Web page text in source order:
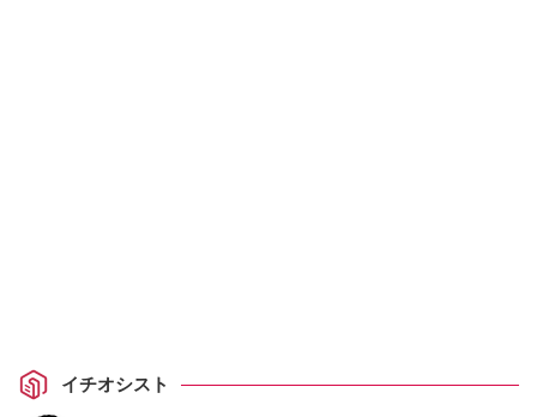
イチオシスト